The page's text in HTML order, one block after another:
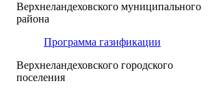
Верхнеландеховского муниципального
района
Программа газификации
Верхнеландеховского городского
поселения